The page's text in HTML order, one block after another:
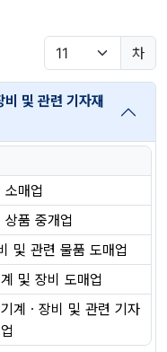
차
및 관련 기자재
매업
상품 중개업
및 관련 물품 도매업
및 장비 도매업
계ㆍ장비 및 관련 기자